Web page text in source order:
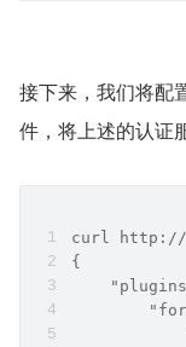
接下来，我们将配
件，将上述的认证
curl http://
{